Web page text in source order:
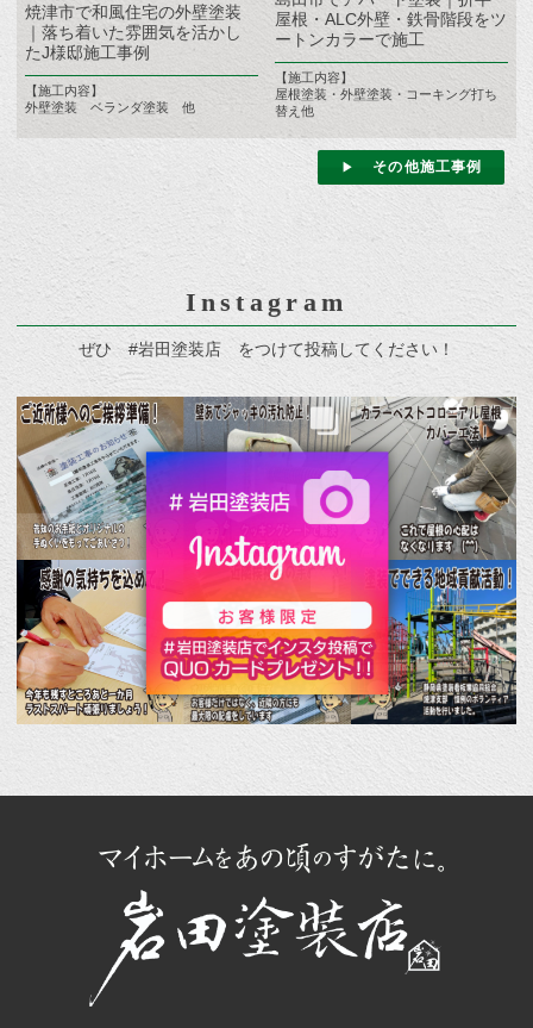
焼津市で和風住宅の外壁塗装
｜落ち着いた雰囲気を活かし
たJ様邸施工事例
【施工内容】
外壁塗装 ベランダ塗装 他
屋根・ALC外壁・鉄骨階段をツ
ートンカラーで施工
【施工内容】
屋根塗装・外壁塗装・コーキング打ち
替え他
その他施工事例
Instagram
ぜひ #岩田塗装店 をつけて投稿してください！